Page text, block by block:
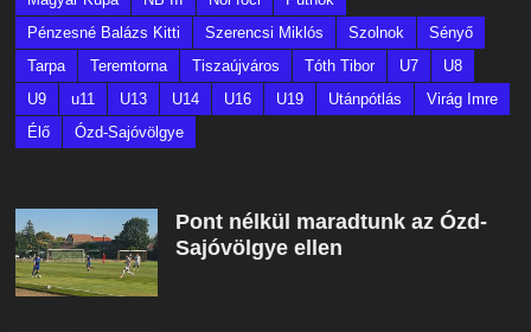
Pénzesné Balázs Kitti
Szerencsi Miklós Szolnok
Sényő
Tarpa
Teremtorna Tiszaújváros Tóth Tibor U7
U8
U9
u11 U13 U14 U16 U19 Utánpótlás
Virág Imre
Élő
Ózd-Sajóvölgye
Pont nélkül maradtunk az Ózd-
Sajóvölgye ellen